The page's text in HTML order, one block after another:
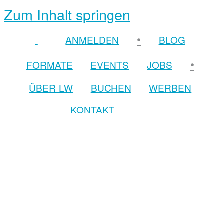
Zum Inhalt springen
ANMELDEN •
BLOG
FORMATE
EVENTS JOBS •
ÜBER LW BUCHEN
WERBEN
KONTAKT